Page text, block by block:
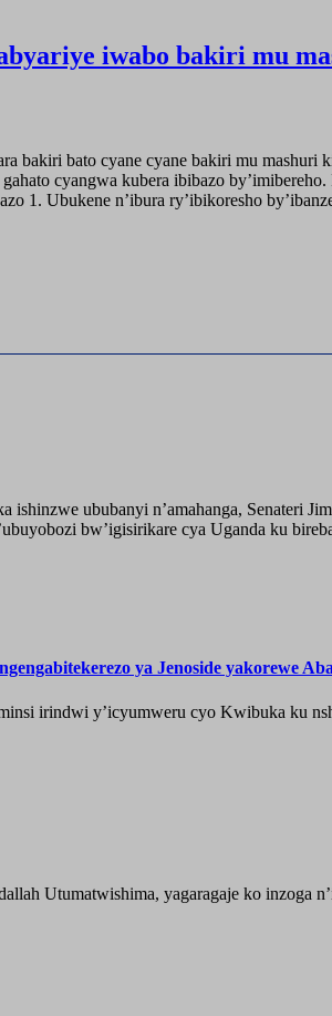
iwabo bakiri mu
bakiri bato cyane cyane bakiri mu
cyangwa kubera ibibazo
1. Ubukene n’ibura ry’ibikoresho
ububanyi n’amahanga, Senateri
bw’igisirikare cya Uganda ku
ya Jenoside yakorewe
irindwi y’icyumweru cyo Kwibuka ku
Utumatwishima, yagaragaje ko inzoga